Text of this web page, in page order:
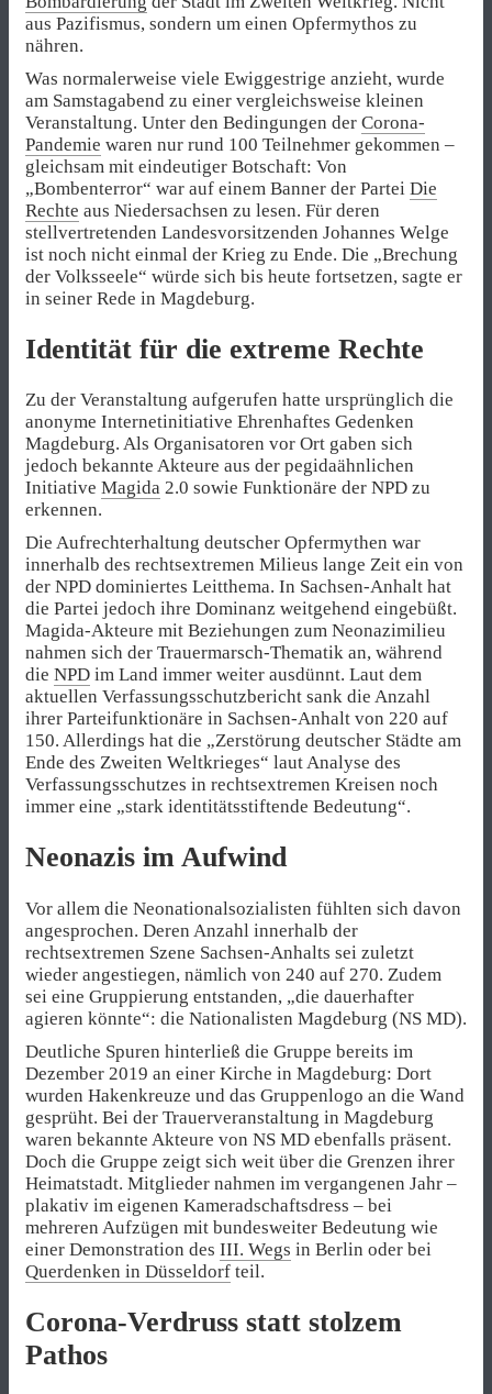
aus Pazifismus, sondern um einen Opfermythos zu
nähren.
Was normalerweise viele Ewiggestrige anzieht, wurde
am Samstagabend zu einer vergleichsweise kleinen
Veranstaltung. Unter den Bedingungen der Corona-
Pandemie waren nur rund 100 Teilnehmer gekommen –
gleichsam mit eindeutiger Botschaft: Von
„Bombenterror“ war auf einem Banner der Partei Die
Rechte aus Niedersachsen zu lesen. Für deren
stellvertretenden Landesvorsitzenden Johannes Welge
ist noch nicht einmal der Krieg zu Ende. Die „Brechung
der Volksseele“ würde sich bis heute fortsetzen, sagte er
in seiner Rede in Magdeburg.
Identität für die extreme Rechte
Zu der Veranstaltung aufgerufen hatte ursprünglich die
anonyme Internetinitiative Ehrenhaftes Gedenken
Magdeburg. Als Organisatoren vor Ort gaben sich
jedoch bekannte Akteure aus der pegidaähnlichen
Initiative Magida 2.0 sowie Funktionäre der NPD zu
erkennen.
Die Aufrechterhaltung deutscher Opfermythen war
innerhalb des rechtsextremen Milieus lange Zeit ein von
der NPD dominiertes Leitthema. In Sachsen-Anhalt hat
die Partei jedoch ihre Dominanz weitgehend eingebüßt.
Magida-Akteure mit Beziehungen zum Neonazimilieu
nahmen sich der Trauermarsch-Thematik an, während
die NPD im Land immer weiter ausdünnt. Laut dem
aktuellen Verfassungsschutzbericht sank die Anzahl
ihrer Parteifunktionäre in Sachsen-Anhalt von 220 auf
150. Allerdings hat die „Zerstörung deutscher Städte am
Ende des Zweiten Weltkrieges“ laut Analyse des
Verfassungsschutzes in rechtsextremen Kreisen noch
immer eine „stark identitätsstiftende Bedeutung“.
Neonazis im Aufwind
Vor allem die Neonationalsozialisten fühlten sich davon
angesprochen. Deren Anzahl innerhalb der
rechtsextremen Szene Sachsen-Anhalts sei zuletzt
wieder angestiegen, nämlich von 240 auf 270. Zudem
sei eine Gruppierung entstanden, „die dauerhafter
agieren könnte“: die Nationalisten Magdeburg (NS MD).
Deutliche Spuren hinterließ die Gruppe bereits im
Dezember 2019 an einer Kirche in Magdeburg: Dort
wurden Hakenkreuze und das Gruppenlogo an die Wand
gesprüht. Bei der Trauerveranstaltung in Magdeburg
waren bekannte Akteure von NS MD ebenfalls präsent.
Doch die Gruppe zeigt sich weit über die Grenzen ihrer
Heimatstadt. Mitglieder nahmen im vergangenen Jahr –
plakativ im eigenen Kameradschaftsdress – bei
mehreren Aufzügen mit bundesweiter Bedeutung wie
einer Demonstration des III. Wegs in Berlin oder bei
Querdenken in Düsseldorf teil.
Corona-Verdruss statt stolzem
Pathos